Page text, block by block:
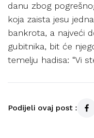
danu zbog
koja zaista jesu
bankrota, a najveći
gubitnika, bit će
temelju hadisa: “Vi
Podijeli ovaj post :